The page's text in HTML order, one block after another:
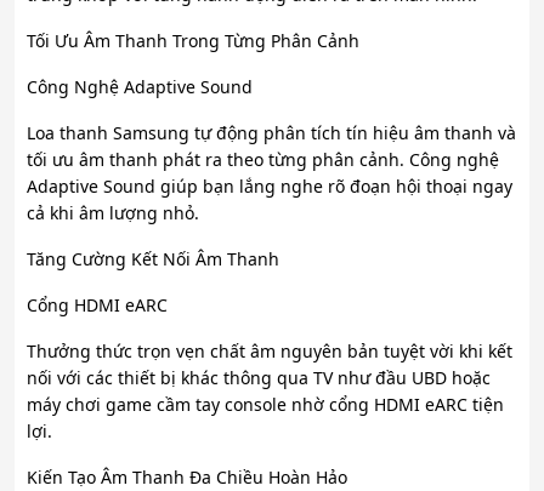
Tối Ưu Âm Thanh Trong Từng Phân Cảnh
Công Nghệ Adaptive Sound
Loa thanh Samsung tự động phân tích tín hiệu âm thanh và
tối ưu âm thanh phát ra theo từng phân cảnh. Công nghệ
Adaptive Sound giúp bạn lắng nghe rõ đoạn hội thoại ngay
cả khi âm lượng nhỏ.
Tăng Cường Kết Nối Âm Thanh
Cổng HDMI eARC
Thưởng thức trọn vẹn chất âm nguyên bản tuyệt vời khi kết
nối với các thiết bị khác thông qua TV như đầu UBD hoặc
máy chơi game cầm tay console nhờ cổng HDMI eARC tiện
lợi.
Kiến Tạo Âm Thanh Đa Chiều Hoàn Hảo